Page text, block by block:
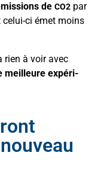
de CO2 par
ci émet moins
rien à voir avec
meilleure expéri­